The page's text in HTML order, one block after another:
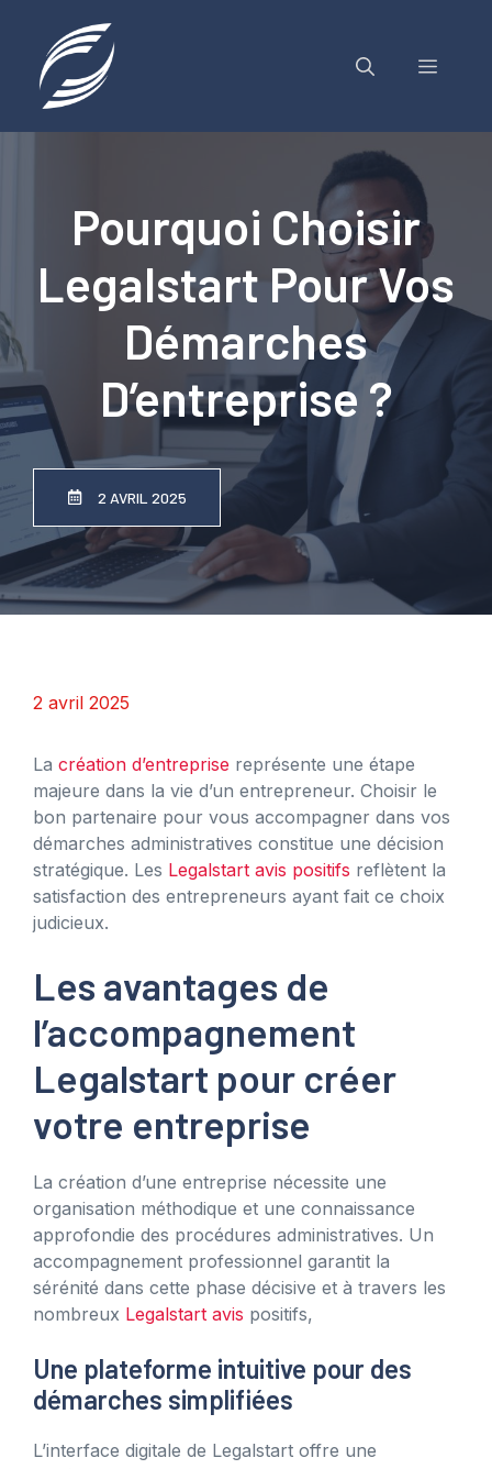
contenu
MENU
Pourquoi Choisir
Legalstart Pour Vos
Démarches
D’entreprise ?
2 AVRIL 2025
2 avril 2025
La création d’entreprise représente une étape
majeure dans la vie d’un entrepreneur. Choisir le
bon partenaire pour vous accompagner dans vos
démarches administratives constitue une décision
stratégique. Les Legalstart avis positifs reflètent la
satisfaction des entrepreneurs ayant fait ce choix
judicieux.
Les avantages de
l’accompagnement
Legalstart pour créer
votre entreprise
La création d’une entreprise nécessite une
organisation méthodique et une connaissance
approfondie des procédures administratives. Un
accompagnement professionnel garantit la
sérénité dans cette phase décisive et à travers les
nombreux Legalstart avis positifs,
Une plateforme intuitive pour des
démarches simplifiées
L’interface digitale de Legalstart offre une